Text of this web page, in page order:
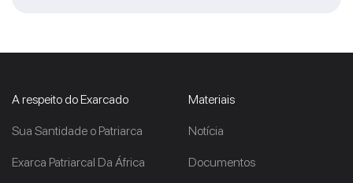
A respeito do Exarcado
Sua Santidade o Patriarca
Exarca Patriarcal Da África
Materiais
Notícia
Documentos